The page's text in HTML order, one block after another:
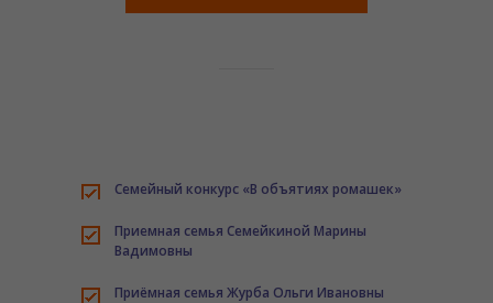
------ Комендантский час
информирует
---- УПРАВЛЕНИЕ ФЕДЕРАЛЬНОЙ НАЛОГОВОЙ СЛУЖБЫ
ПО ИРКУТСКОЙ ОБЛАСТИ НАПОМИНАЕТ
---- Развиваем финансовую грамотность у ребёнка
Семейный конкурс «В объятиях ромашек»
Приемная семья Семейкиной Марины
Вадимовны
Приёмная семья Журба Ольги Ивановны